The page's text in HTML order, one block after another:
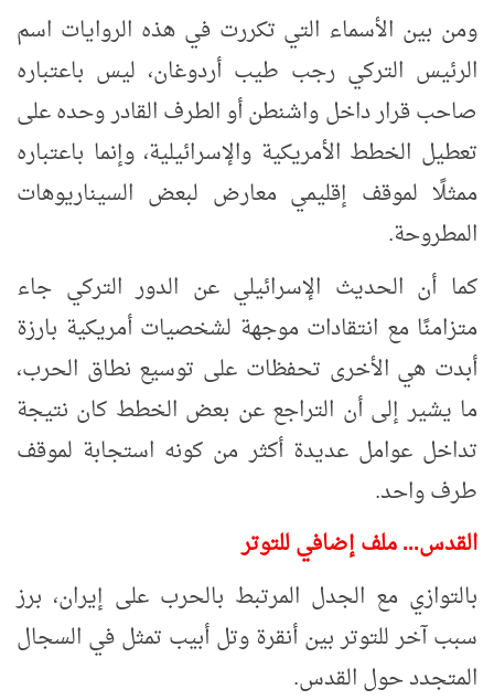
ومن بين الأسماء التي تكررت في هذه الروايات اسم
الرئيس التركي رجب طيب أردوغان، ليس باعتباره
صاحب قرار داخل واشنطن أو الطرف القادر وحده على
تعطيل الخطط الأمريكية والإسرائيلية، وإنما باعتباره
ممثلًا لموقف إقليمي معارض لبعض السيناريوهات
المطروحة.
كما أن الحديث الإسرائيلي عن الدور التركي جاء
متزامنًا مع انتقادات موجهة لشخصيات أمريكية بارزة
أبدت هي الأخرى تحفظات على توسيع نطاق الحرب،
ما يشير إلى أن التراجع عن بعض الخطط كان نتيجة
تداخل عوامل عديدة أكثر من كونه استجابة لموقف
طرف واحد.
القدس... ملف إضافي للتوتر
بالتوازي مع الجدل المرتبط بالحرب على إيران، برز
سبب آخر للتوتر بين أنقرة وتل أبيب تمثل في السجال
المتجدد حول القدس.